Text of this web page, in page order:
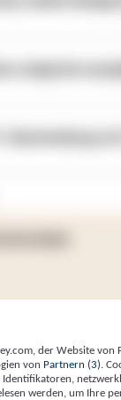
der Website von
von Partnern (3) .
werden, um Ihre